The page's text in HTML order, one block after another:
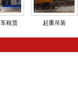
租赁 起重吊装